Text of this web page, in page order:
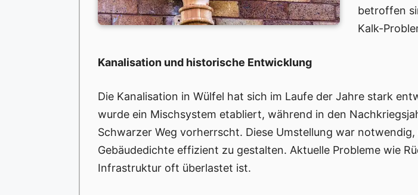
betroffen
Kalk-
Kanalisation und historische Entwicklung
Die Kanalisation in Wülfel hat sich im Laufe der Jahre stark
wurde ein Mischsystem etabliert, während in den
Schwarzer Weg vorherrscht. Diese Umstellung war
Gebäudedichte effizient zu gestalten. Aktuelle Probleme wie
Infrastruktur oft überlastet ist.